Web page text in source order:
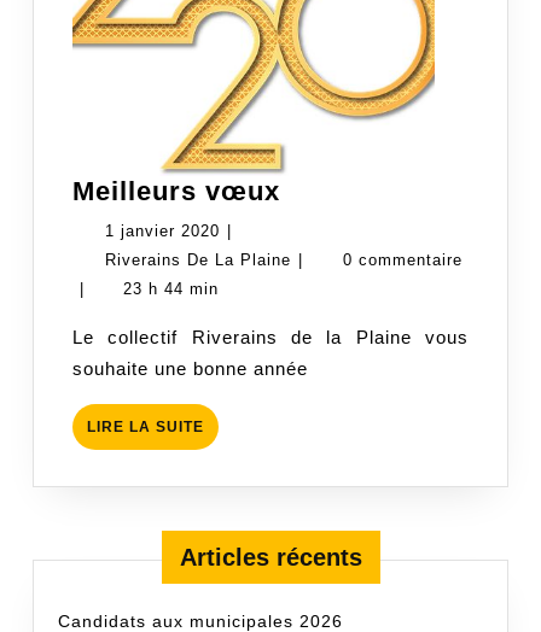
Meilleurs vœux
1 janvier 2020 1
janvier
Riverains De La Plaine Riverains
Plaine
0 commentaire
23 h 44 min
Le collectif Riverains de la Plaine vous
souhaite une bonne année
LIRE LA SUITE LIRE
LA
Articles récents
Candidats aux municipales 2026